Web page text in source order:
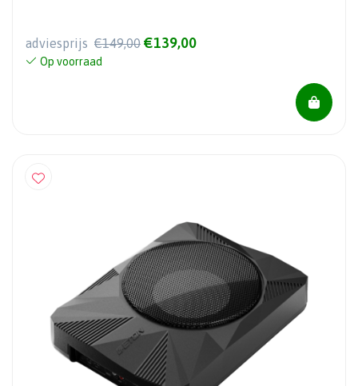
adviesprijs €149,00 €139,00
Op voorraad